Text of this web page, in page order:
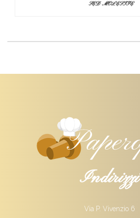
SED MOLESTIE
Indirizzi
Via P. Vivenzio 6